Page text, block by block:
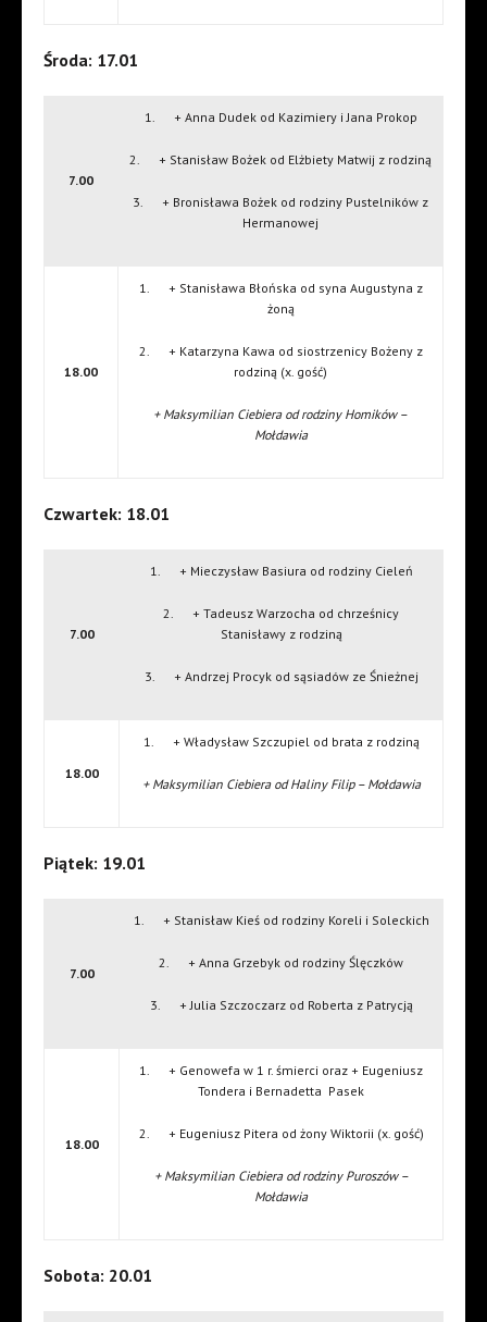
Środa: 17.01
7.00
1. + Anna Dudek od Kazimiery i Jana Prokop
2. + Stanisław Bożek od Elżbiety Matwij z rodziną
3. + Bronisława Bożek od rodziny Pustelników z
Hermanowej
18.00
1. + Stanisława Błońska od syna Augustyna z
żoną
2. + Katarzyna Kawa od siostrzenicy Bożeny z
rodziną (x. gość)
+ Maksymilian Ciebiera od rodziny Homików –
Mołdawia
Czwartek: 18.01
7.00
1. + Mieczysław Basiura od rodziny Cieleń
2. + Tadeusz Warzocha od chrześnicy
Stanisławy z rodziną
3. + Andrzej Procyk od sąsiadów ze Śnieżnej
18.00
1. + Władysław Szczupiel od brata z rodziną
+ Maksymilian Ciebiera od Haliny Filip – Mołdawia
Piątek: 19.01
7.00
1. + Stanisław Kieś od rodziny Koreli i Soleckich
2. + Anna Grzebyk od rodziny Ślęczków
3. + Julia Szczoczarz od Roberta z Patrycją
18.00
1. + Genowefa w 1 r. śmierci oraz + Eugeniusz
Tondera i Bernadetta Pasek
2. + Eugeniusz Pitera od żony Wiktorii (x. gość)
+ Maksymilian Ciebiera od rodziny Puroszów –
Mołdawia
Sobota: 20.01